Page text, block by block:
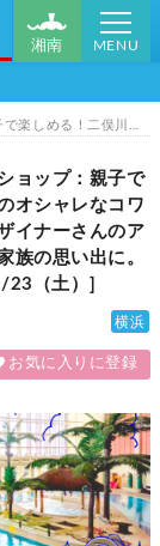
湘南 MENU
【無料】本づくりワークショップ：親子で楽しめる！二俣川駅直結のオシャレなコワーキングスペースで。デザイナーさんのアドバイスも体験できて、家族の思い出に。[無料・受付中：二俣川 1/23（土）]
ョップ：親子で
オシャレなコワ
イナーさんのア
族の思い出に。
23（土）]
横浜
お気に入りに登録